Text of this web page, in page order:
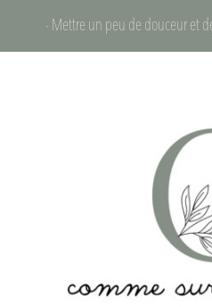
- Mettre un peu de douceur et